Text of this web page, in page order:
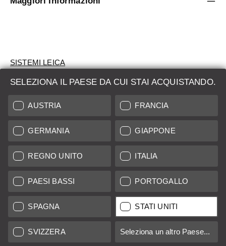
SELEZIONA IL PAESE DA CUI STAI ACQUISTANDO.
AUSTRIA FRANCIA
GERMANIA GIAPPONE
REGNO UNITO ITALIA
PAESI BASSI PORTOGALLO
SPAGNA STATI UNITI
SVIZZERA Seleziona un altro Paese...
SISTEMI LEICA
VALUTAZIONE
CERCHI UN PRODOTTO?
ASTE
PRODOTTI NUOVI
LEICA STORES
Tutti i prezzi dei fornitori con sede in UE/Regno Unito incl. IVA più
Tutti i prezzi dei fornitori con sede negli Stati Uniti escl. Imposta